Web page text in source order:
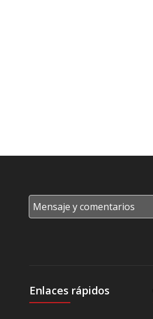
Enlaces rápidos